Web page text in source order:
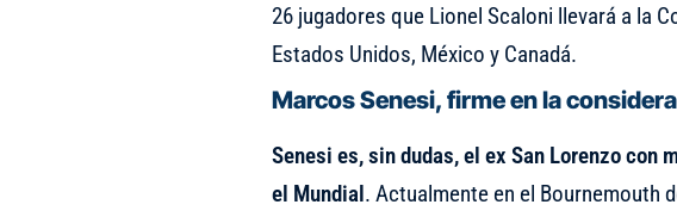
26 jugadores que Lionel Scaloni llevará a la
Estados Unidos, México y Canadá.
Marcos Senesi, firme en la
Senesi es, sin dudas, el ex San Lorenzo con
el Mundial. Actualmente en el Bournemouth